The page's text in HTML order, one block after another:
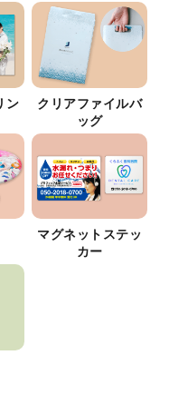
ン
クリアファイルバ
ッグ
マグネットステッ
カー